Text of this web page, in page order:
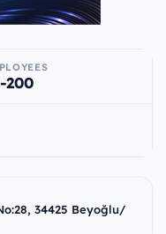
200
34425 Beyoğlu/